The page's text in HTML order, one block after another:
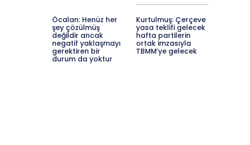
Öcalan: Henüz her
şey çözülmüş
değildir ancak
negatif yaklaşmayı
gerektiren bir
durum da yoktur
Kurtulmuş: Çerçeve
yasa teklifi gelecek
hafta partilerin
ortak imzasıyla
TBMM’ye gelecek